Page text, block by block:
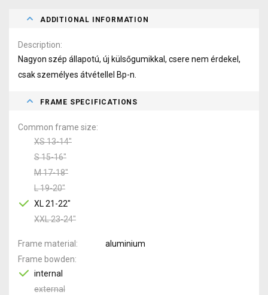
ADDITIONAL INFORMATION
Description
Nagyon szép állapotú, új külsőgumikkal, csere nem érdekel,
csak személyes átvétellel Bp-n.
FRAME SPECIFICATIONS
Common frame size
XS 13-14"
S 15-16"
M 17-18"
L 19-20"
XL 21-22"
XXL 23-24"
Frame material
aluminium
Frame bowden
internal
external